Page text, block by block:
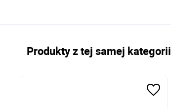
Produkty z tej samej kategorii